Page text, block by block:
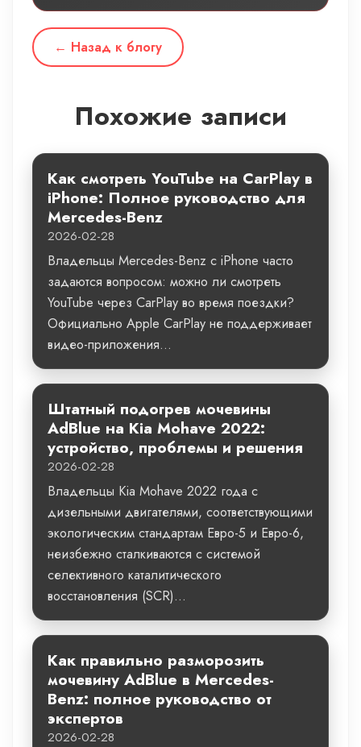
← Назад к блогу
Похожие записи
Как смотреть YouTube на CarPlay в
iPhone: Полное руководство для
Mercedes-Benz
2026-02-28
Владельцы Mercedes-Benz с iPhone часто
задаются вопросом: можно ли смотреть
YouTube через CarPlay во время поездки?
Официально Apple CarPlay не поддерживает
видео-приложения...
Штатный подогрев мочевины
AdBlue на Kia Mohave 2022:
устройство, проблемы и решения
2026-02-28
Владельцы Kia Mohave 2022 года с
дизельными двигателями, соответствующими
экологическим стандартам Евро-5 и Евро-6,
неизбежно сталкиваются с системой
селективного каталитического
восстановления (SCR)...
Как правильно разморозить
мочевину AdBlue в Mercedes-
Benz: полное руководство от
экспертов
2026-02-28